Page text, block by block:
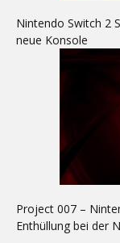
Nintendo Switch 2
neue Konsole
Project 007 –
Enthüllung bei der